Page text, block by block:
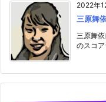
2022年
三原舞
三原舞
のスコ